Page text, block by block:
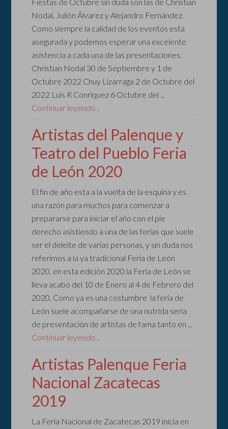
Nodal, Julión Álvarez y Alejandro Fernández.
Como siempre la calidad de los eventos esta
asegurada y podemos esperar una excelente
asistencia a cada una de las presentaciones.
Christian Nodal 30 de Septiembre y 1 de
Octubre 2022 Chuy Lizarraga 2 de Octubre del
2022 Luis R Conriquez 6 Octubre del ...
Continuar leyendo...
Artistas del Palenque y
Teatro del Pueblo Feria
de León 2020
El fin de año esta a la vuelta de la esquina y es
una razón para muchos para comenzar a
prepararse para iniciar el año con el pie
derecho asistiendo a una de las ferias que suele
ser el deleite de varias personas, y sin duda nos
referimos a la ya tradicional Feria de León
2020, en esta edición 2020 la Feria de León se
lleva acabo del 10 de Enero al 4 de Febrero del
2020. Como ya es una costumbre la feria de
León suele acompañarse de una nutrida seria
de presentación de artistas de fama tanto en ...
Continuar leyendo...
Artistas Palenque Feria
Nacional Zacatecas
2019
La Feria Nacional de Zacatecas 2019 inicia en